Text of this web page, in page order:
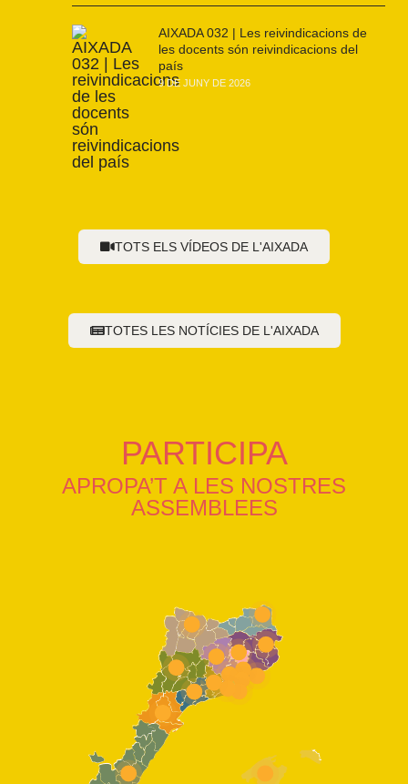
AIXADA 032 | Les reivindicacions de
les docents són reivindicacions del
país
9 DE JUNY DE 2026
TOTS ELS VÍDEOS DE L'AIXADA
TOTES LES NOTÍCIES DE L'AIXADA
PARTICIPA
APROPA’T A LES NOSTRES
ASSEMBLEES